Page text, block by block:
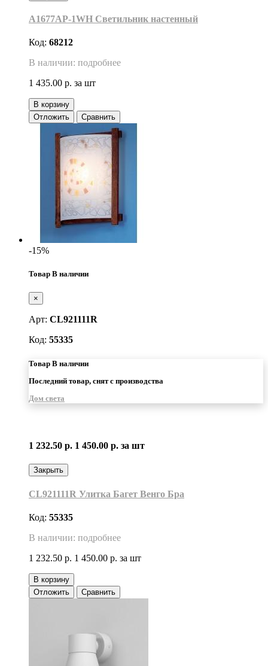
A1677AP-1WH Светильник настенный
Код: 68212
В наличии: подробнее
1 435.00 р. за шт
В корзину
Отложить
Сравнить
-15%
Товар В наличии
×
Арт: CL921111R
Код: 55335
Товар В наличии
Последний товар, снят с производства
Дом света
1 232.50 р. 1 450.00 р. за шт
Закрыть
CL921111R Улитка Багет Венго Бра
Код: 55335
В наличии: подробнее
1 232.50 р. 1 450.00 р. за шт
В корзину
Отложить
Сравнить